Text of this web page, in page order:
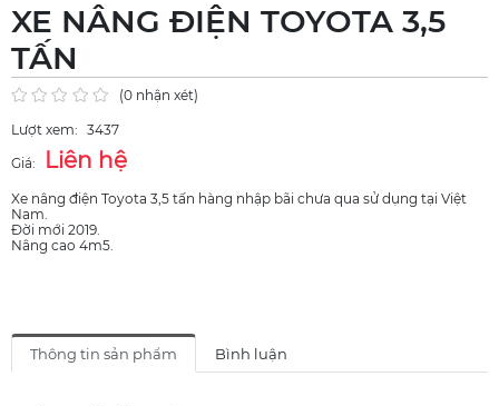
XE NÂNG ĐIỆN TOYOTA 3,5
TẤN
(0 nhận xét)
Lượt xem: 3437
Giá:
Liên hệ
Xe nâng điện Toyota 3,5 tấn hàng nhập bãi chưa qua sử dụng tại Việt
Nam.
Đời mới 2019.
Nâng cao 4m5.
Thông tin sản phẩm Bình luận